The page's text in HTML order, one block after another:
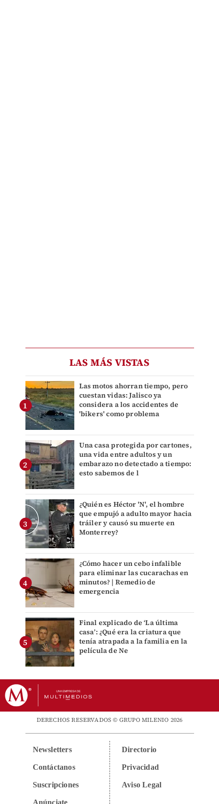
LAS MÁS VISTAS
Las motos ahorran tiempo, pero
cuestan vidas: Jalisco ya
considera a los accidentes de
'bikers' como problema
Una casa protegida por cartones,
una vida entre adultos y un
embarazo no detectado a tiempo:
esto sabemos de l
¿Quién es Héctor 'N', el hombre
que empujó a adulto mayor hacia
tráiler y causó su muerte en
Monterrey?
¿Cómo hacer un cebo infalible
para eliminar las cucarachas en
minutos? | Remedio de
emergencia
Final explicado de ‘La última
casa’: ¿Qué era la criatura que
tenía atrapada a la familia en la
película de Ne
DERECHOS RESERVADOS © GRUPO MILENIO 2026
Newsletters
Contáctanos
Suscripciones
Anúnciate
Directorio
Privacidad
Aviso Legal